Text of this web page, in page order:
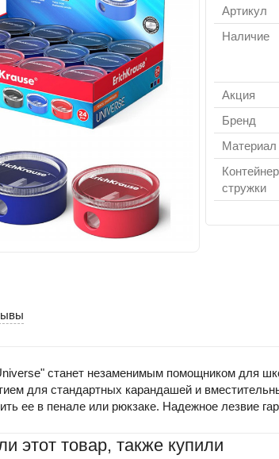
Артикул
Наличие
Акция
Бренд
Материал
стружки
станет незаменимым помощником для
для стандартных карандашей и
ее в пенале или рюкзаке. Надежное лезвие
этот товар, также купили